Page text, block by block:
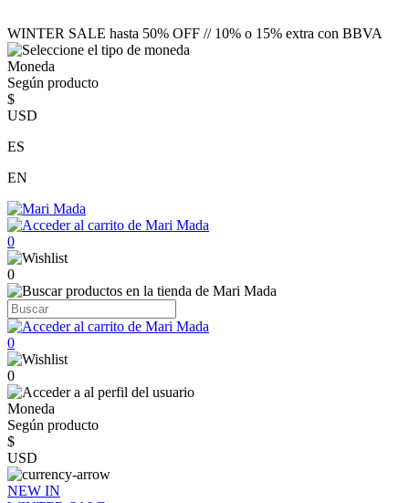
WINTER SALE hasta 50% OFF // 10% o 15% extra con BBVA
Moneda
Según producto
$
USD
ES
EN
0
0
0
0
Moneda
Según producto
$
USD
NEW IN